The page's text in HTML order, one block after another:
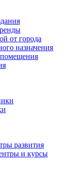
от города
назначения
развития
и курсы